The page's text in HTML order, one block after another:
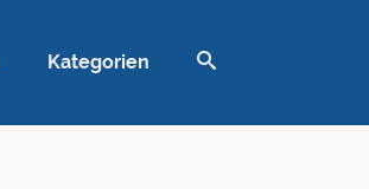
Kategorien